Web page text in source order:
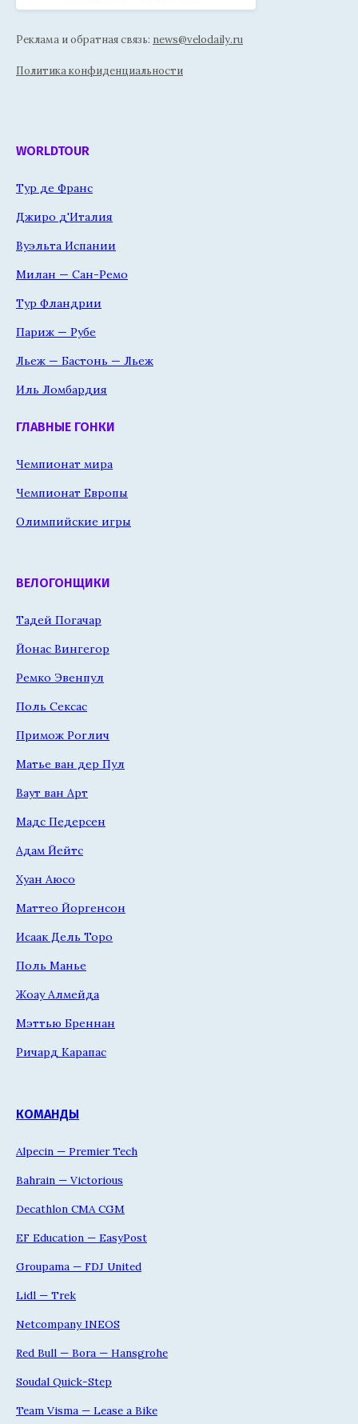
Реклама и обратная связь: news@velodaily.ru
Политика конфиденциальности
WORLDTOUR
Тур де Франс
Джиро д'Италия
Вуэльта Испании
Милан — Сан-Ремо
Тур Фландрии
Париж — Рубе
Льеж — Бастонь — Льеж
Иль Ломбардия
ГЛАВНЫЕ ГОНКИ
Чемпионат мира
Чемпионат Европы
Олимпийские игры
ВЕЛОГОНЩИКИ
Тадей Погачар
Йонас Вингегор
Ремко Эвенпул
Поль Сексас
Примож Роглич
Матье ван дер Пул
Ваут ван Арт
Мадс Педерсен
Адам Йейтс
Хуан Аюсо
Маттео Йоргенсон
Исаак Дель Торо
Поль Манье
Жоау Алмейда
Мэттью Бреннан
Ричард Карапас
КОМАНДЫ
Alpecin — Premier Tech
Bahrain — Victorious
Decathlon CMA CGM
EF Education — EasyPost
Groupama — FDJ United
Lidl — Trek
Netcompany INEOS
Red Bull — Bora — Hansgrohe
Soudal Quick-Step
Team Visma — Lease a Bike